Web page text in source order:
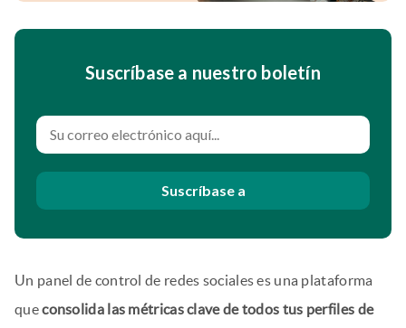
Suscríbase a nuestro boletín
Suscríbase a
Un panel de control de redes sociales es una plataforma
queconsolida las métricas clave de todos tus perfiles de